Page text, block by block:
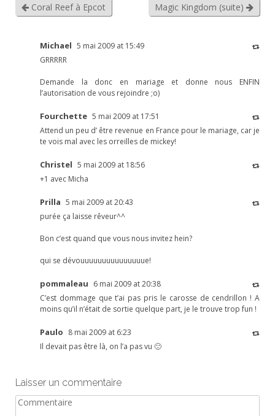
Coral Reef à Epcot Magic Kingdom (suite)
Michael 5 mai 2009 at 15:49
GRRRRR
Demande la donc en mariage et donne nous ENFIN
l’autorisation de vous rejoindre ;o)
Fourchette 5 mai 2009 at 17:51
Attend un peu d’ être revenue en France pour le mariage, car je
te vois mal avec les orreilles de mickey!
Christel 5 mai 2009 at 18:56
+1 avec Micha
Prilla 5 mai 2009 at 20:43
purée ça laisse rêveur^^
Bon c’est quand que vous nous invitez hein?
qui se dévouuuuuuuuuuuuuuue!
pommaleau 6 mai 2009 at 20:38
C’est dommage que t’ai pas pris le carosse de cendrillon ! A
moins qu’il n’était de sortie quelque part, je le trouve trop fun !
Paulo 8 mai 2009 at 6:23
Il devait pas être là, on l’a pas vu 🙁
Laisser un commentaire